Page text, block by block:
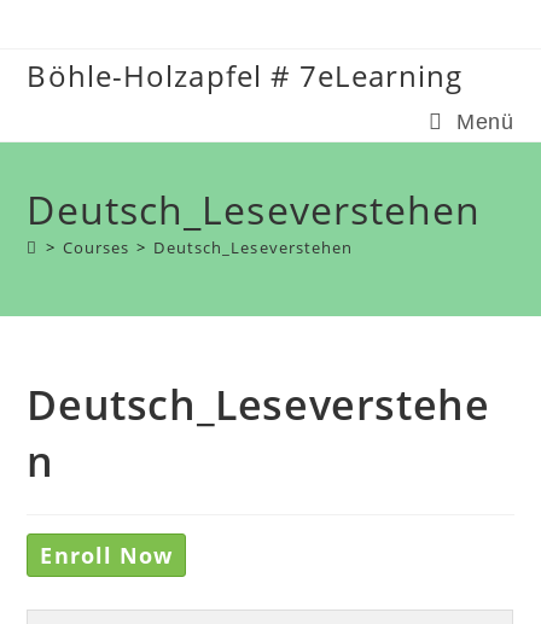
springen
Böhle-Holzapfel # 7eLearning
Menü
Deutsch_Leseverstehen
> Courses > Deutsch_Leseverstehen
Deutsch_Leseverstehe
n
Enroll Now